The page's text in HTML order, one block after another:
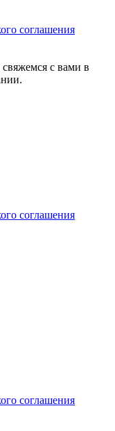
соглашения
с вами в
соглашения
соглашения